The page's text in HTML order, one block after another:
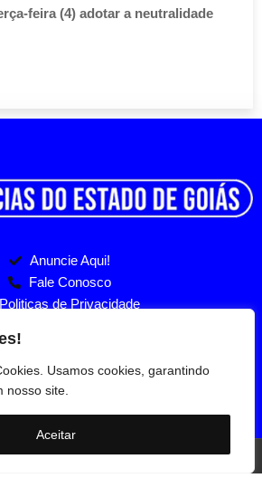
feira (4) adotar a neutralidade
Anuncie Aqui!
Fale Conosco
Politicas de Privacidade